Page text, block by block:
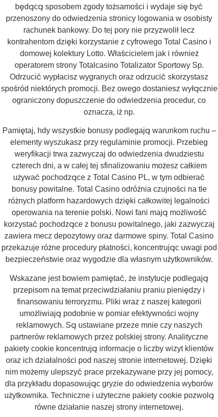
będącą sposobem zgody tożsamości i wydaje się być
przenoszony do odwiedzenia stronicy logowania w osobisty
rachunek bankowy. Do tej pory nie przyzwolił lecz
kontrahentom dzięki korzystanie z cyfrowego Total Casino i
domowej kolektury Lotto. Właścicielem jak i również
operatorem strony Totalcasino Totalizator Sportowy Sp.
Odrzucić wypłacisz wygranych oraz odrzucić skorzystasz
spośród niektórych promocji. Bez owego dostaniesz wyłącznie
ograniczony dopuszczenie do odwiedzenia procedur, co
oznacza, iż np.
Pamiętaj, hdy wszystkie bonusy podlegają warunkom ruchu –
elementy wyszukasz przy regulaminie promocji. Przebieg
weryfikacji trwa zazwyczaj do odwiedzenia dwudziestu
czterech dni, a w całej tej sfinalizowaniu możesz całkiem
używać pochodzące z Total Casino PL, w tym odbierać
bonusy powitalne. Total Casino odróżnia czujności na tle
różnych platform hazardowych dzięki całkowitej legalności
operowania na terenie polski. Nowi fani mają możliwość
korzystać pochodzące z bonusu powitalnego, jaki zazwyczaj
zawiera mecz depozytowy oraz darmowe spiny. Total Casino
przekazuje różne procedury płatności, koncentrując uwagi pod
bezpieczeństwie oraz wygodzie dla własnym użytkowników.
Wskazane jest bowiem pamiętać, że instytucje podlegają
przepisom na temat przeciwdziałaniu praniu pieniędzy i
finansowaniu terroryzmu. Pliki wraz z naszej kategorii
umożliwiają podobnie w pomiar efektywności wojny
reklamowych. Są ustawiane przeze mnie czy naszych
partnerów reklamowych przez polskiej strony. Analityczne
pakiety cookie koncentrują informacje o liczby wizyt klientów
oraz ich działalności pod naszej stronie internetowej. Dzięki
nim możemy ulepszyć prace przekazywane przy jej pomocy,
dla przykładu dopasowując gryzie do odwiedzenia wyborów
użytkownika. Techniczne i użyteczne pakiety cookie pozwolą
równe działanie naszej strony internetowej.